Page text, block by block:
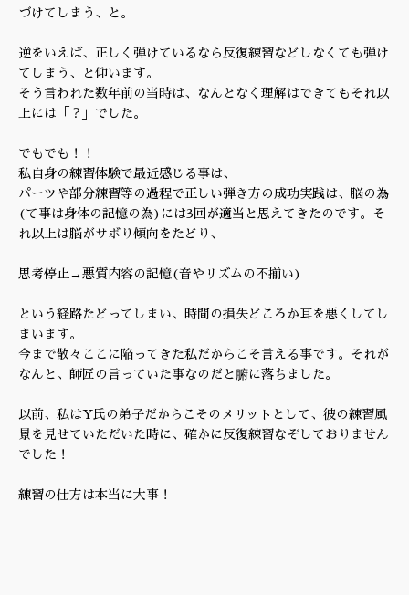
づけてしまう、と。
逆をいえば、正しく弾けているなら反復練習などしなくても弾け
てしまう、と仰います。
そう言われた数年前の当時は、なんとなく理解はできてもそれ以
上には「？」でした。
でもでも！！
私自身の練習体験で最近感じる事は、
パーツや部分練習等の過程で正しい弾き方の成功実践は、脳の為
(て事は身体の記憶の為)には3回が適当と思えてきたのです。そ
れ以上は脳がサボり傾向をたどり、
思考停止→悪質内容の記憶(音やリズムの不揃い)
という経路たどってしまい、時間の損失どころか耳を悪くしてし
まいます。
今まで散々ここに陥ってきた私だからこそ言える事です。それが
なんと、師匠の言っていた事なのだと腑に落ちました。
以前、私はY氏の弟子だからこそのメリットとして、彼の練習風
景を見せていただいた時に、確かに反復練習なぞしておりません
でした！
練習の仕方は本当に大事！